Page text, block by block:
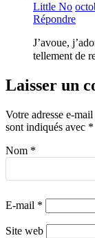
Little No
Répondre
J’avoue,
tellement de
Laisser un
Votre adresse e-
sont indiqués avec *
Nom *
E-mail *
Site web